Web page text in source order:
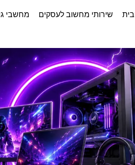
שירותי מחשוב לעסקים מחשבי